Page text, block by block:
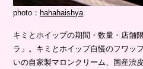
photo： hahahaishya
キミとホイップの期間・数量・店舗
ラ」。キミとホイップ自慢のフワッ
いの自家製マロンクリーム、国産渋